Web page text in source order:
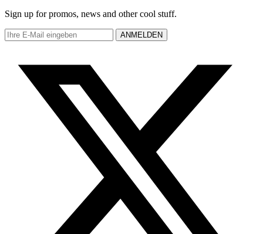
Sign up for promos, news and other cool stuff.